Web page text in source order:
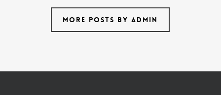
More posts by admin